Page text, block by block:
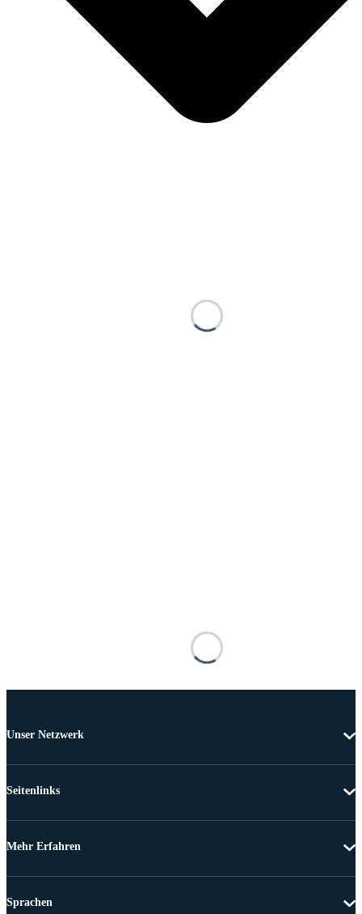
Unser Netzwerk
Seitenlinks
Mehr Erfahren
Sprachen